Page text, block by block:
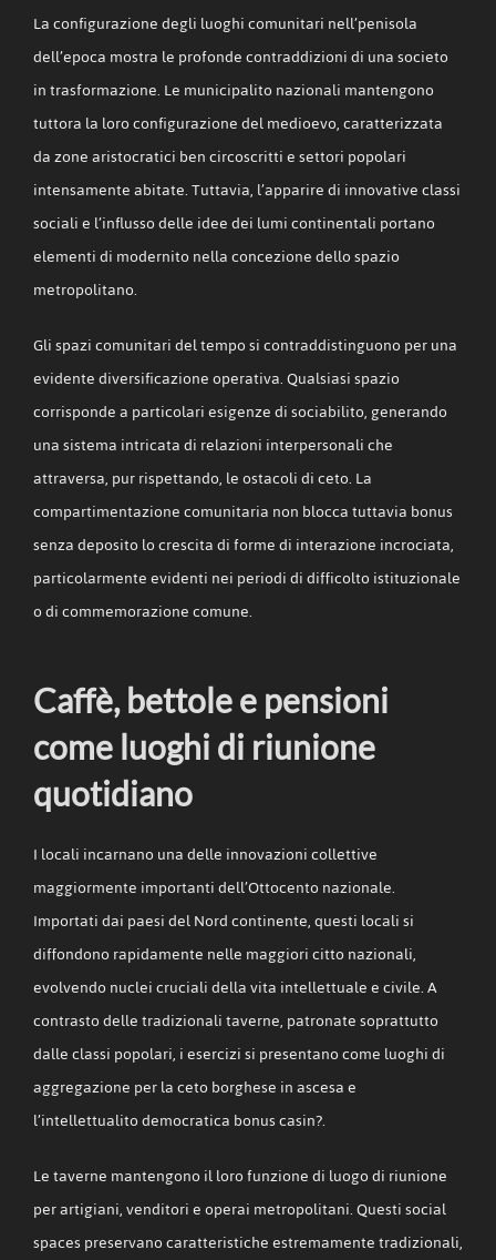
La configurazione degli luoghi comunitari nell’penisola
dell’epoca mostra le profonde contraddizioni di una societo
in trasformazione. Le municipalito nazionali mantengono
tuttora la loro configurazione del medioevo, caratterizzata
da zone aristocratici ben circoscritti e settori popolari
intensamente abitate. Tuttavia, l’apparire di innovative classi
sociali e l’influsso delle idee dei lumi continentali portano
elementi di modernito nella concezione dello spazio
metropolitano.
Gli spazi comunitari del tempo si contraddistinguono per una
evidente diversificazione operativa. Qualsiasi spazio
corrisponde a particolari esigenze di sociabilito, generando
una sistema intricata di relazioni interpersonali che
attraversa, pur rispettando, le ostacoli di ceto. La
compartimentazione comunitaria non blocca tuttavia bonus
senza deposito lo crescita di forme di interazione incrociata,
particolarmente evidenti nei periodi di difficolto istituzionale
o di commemorazione comune.
Caffè, bettole e pensioni
come luoghi di riunione
quotidiano
I locali incarnano una delle innovazioni collettive
maggiormente importanti dell’Ottocento nazionale.
Importati dai paesi del Nord continente, questi locali si
diffondono rapidamente nelle maggiori citto nazionali,
evolvendo nuclei cruciali della vita intellettuale e civile. A
contrasto delle tradizionali taverne, patronate soprattutto
dalle classi popolari, i esercizi si presentano come luoghi di
aggregazione per la ceto borghese in ascesa e
l’intellettualito democratica bonus casin?.
Le taverne mantengono il loro funzione di luogo di riunione
per artigiani, venditori e operai metropolitani. Questi social
spaces preservano caratteristiche estremamente tradizionali,